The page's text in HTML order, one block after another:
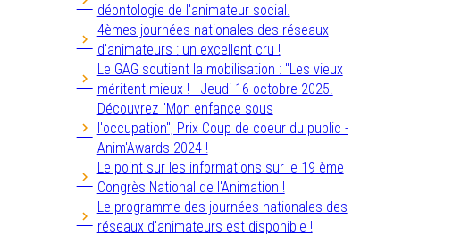
déontologie de l'animateur social.
4èmes journées nationales des réseaux
d'animateurs : un excellent cru !
Le GAG soutient la mobilisation : "Les vieux
méritent mieux ! - Jeudi 16 octobre 2025.
Découvrez "Mon enfance sous
l'occupation", Prix Coup de coeur du public -
Anim'Awards 2024 !
Le point sur les informations sur le 19 ème
Congrès National de l'Animation !
Le programme des journées nationales des
réseaux d'animateurs est disponible !